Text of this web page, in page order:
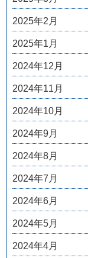
2025年2月
2025年1月
2024年12月
2024年11月
2024年10月
2024年9月
2024年8月
2024年7月
2024年6月
2024年5月
2024年4月